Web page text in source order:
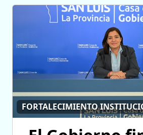
FORTALECIMIENTO